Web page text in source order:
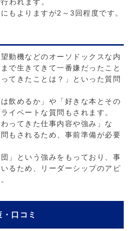
われます。
もよりますが2～3回程度です。
動機などのオーソドックスな内
で生きてきて一番嫌だったこと
てきたことは？」といった質問
飲めるか」や「好きな本とその
イベートな質問もされます。
ってきた仕事内容や強み」な
もされるため、事前準備が必要
」という強みをもっており、事
るため、リーダーシップのアピ
口コミ